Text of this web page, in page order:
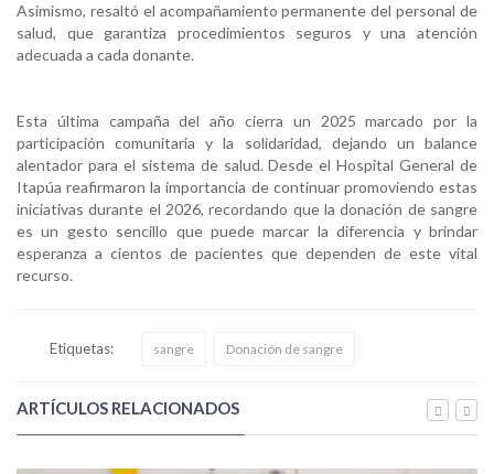
Asimismo, resaltó el acompañamiento permanente del personal de
salud, que garantiza procedimientos seguros y una atención
adecuada a cada donante.
Esta última campaña del año cierra un 2025 marcado por la
participación comunitaria y la solidaridad, dejando un balance
alentador para el sistema de salud. Desde el Hospital General de
Itapúa reafirmaron la importancia de continuar promoviendo estas
iniciativas durante el 2026, recordando que la donación de sangre
es un gesto sencillo que puede marcar la diferencia y brindar
esperanza a cientos de pacientes que dependen de este vital
recurso.
Etiquetas: sangre Donación de sangre
ARTÍCULOS RELACIONADOS